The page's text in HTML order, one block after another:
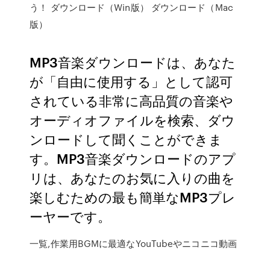
う！ ダウンロード（Win版） ダウンロード（Mac
版）
MP3音楽ダウンロードは、あなた
が「自由に使用する」として認可
されている非常に高品質の音楽や
オーディオファイルを検索、ダウ
ンロードして聞くことができま
す。MP3音楽ダウンロードのアプ
リは、あなたのお気に入りの曲を
楽しむための最も簡単なMP3プレ
ーヤーです。
一覧,作業用BGMに最適なYouTubeやニコニコ動画